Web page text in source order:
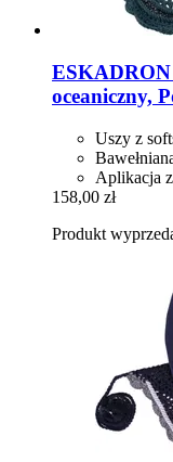
ESKADRON
oceaniczny,
Uszy z
Aplikacja
158,00 zł
Produkt